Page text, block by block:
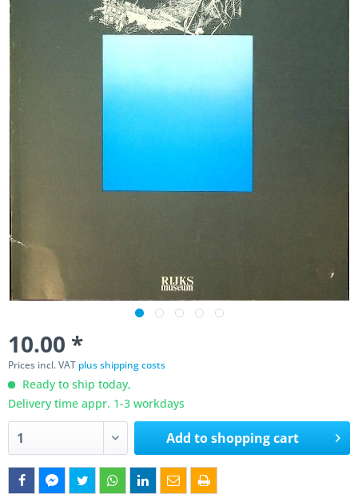
10.00 *
Prices incl. VAT plus shipping costs
Ready to ship today,
Delivery time appr. 1-3 workdays
Add toshopping cart